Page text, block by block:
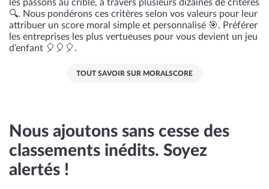
les passons au crible, à travers plusieurs dizaines de critères
🔍. Nous pondérons ces critères selon vos valeurs pour leur
attribuer un score moral simple et personnalisé 🎯. Préférer
les entreprises les plus vertueuses pour vous devient un jeu
d’enfant 🎈🎈🎈.
TOUT SAVOIR SUR MORALSCORE
Nous ajoutons sans cesse des
classements inédits. Soyez
alertés !